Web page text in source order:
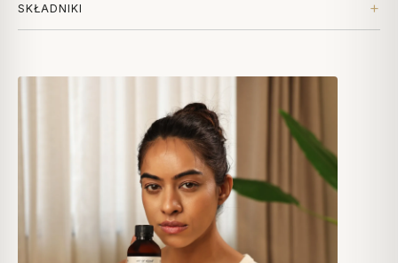
SKŁADNIKI